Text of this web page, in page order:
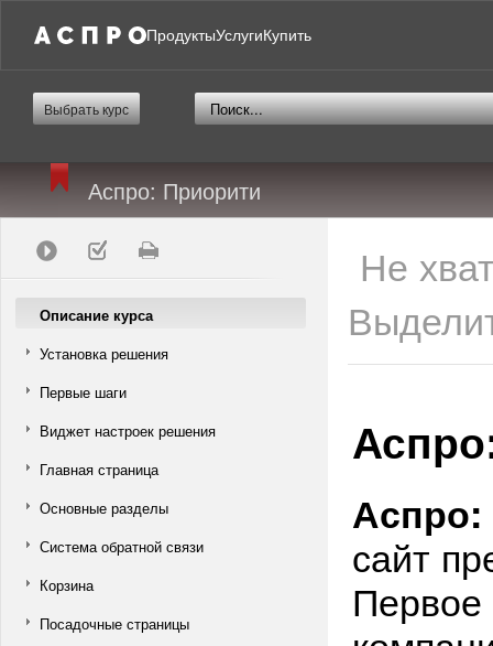
ПродуктыУслугиКупить
Выбрать курс
Аспро: Приорити
Описание курса
Установка решения
Первые шаги
Виджет настроек решения
Главная страница
Основные разделы
Система обратной связи
Корзина
Посадочные страницы
Не
Аспро:
сайт
Первое